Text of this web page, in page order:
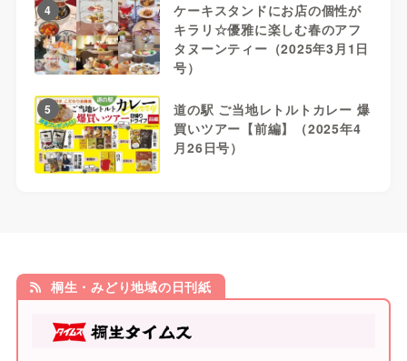
4
ケーキスタンドにお店の個性が
キラリ☆優雅に楽しむ春のアフ
タヌーンティー（2025年3月1日
号）
5
道の駅 ご当地レトルトカレー 爆
買いツアー【前編】（2025年4
月26日号）
桐生・みどり地域の日刊紙